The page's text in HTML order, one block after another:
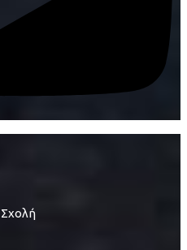
Σχολή